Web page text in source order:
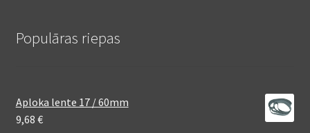
Populāras riepas
Aploka lente 17 / 60mm
9,68 €